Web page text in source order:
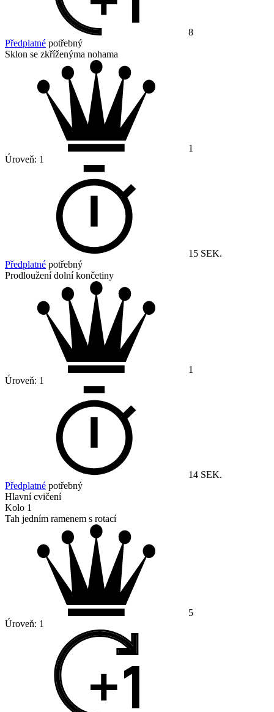
8
Předplatné potřebný
Sklon se zkříženýma nohama
1
Úroveň: 1
15 SEK.
Předplatné potřebný
Prodloužení dolní končetiny
1
Úroveň: 1
14 SEK.
Předplatné potřebný
Hlavní cvičení
Kolo 1
Tah jedním ramenem s rotací
5
Úroveň: 1